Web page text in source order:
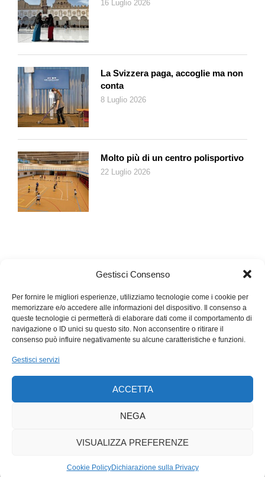
Gestisci Consenso
Per fornire le migliori esperienze, utilizziamo tecnologie come i cookie per
memorizzare e/o accedere alle informazioni del dispositivo. Il consenso a
queste tecnologie ci permetterà di elaborare dati come il comportamento di
navigazione o ID unici su questo sito. Non acconsentire o ritirare il
consenso può influire negativamente su alcune caratteristiche e funzioni.
Gestisci servizi
ACCETTA
NEGA
VISUALIZZA PREFERENZE
Cookie PolicyDichiarazione sulla Privacy
16 Luglio 2026
La Svizzera paga, accoglie ma non
conta
8 Luglio 2026
Molto più di un centro polisportivo
22 Luglio 2026